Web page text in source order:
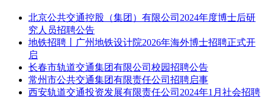
北京公共交通控股（集团）有限公司2024年度博士后研
究人员招聘公告
地铁招聘丨广州地铁设计院2026年海外博士招聘正式开
启
长春市轨道交通集团有限公司校园招聘公告
常州市公共交通集团有限责任公司招聘启事
西安轨道交通投资发展有限责任公司2024年1月社会招聘